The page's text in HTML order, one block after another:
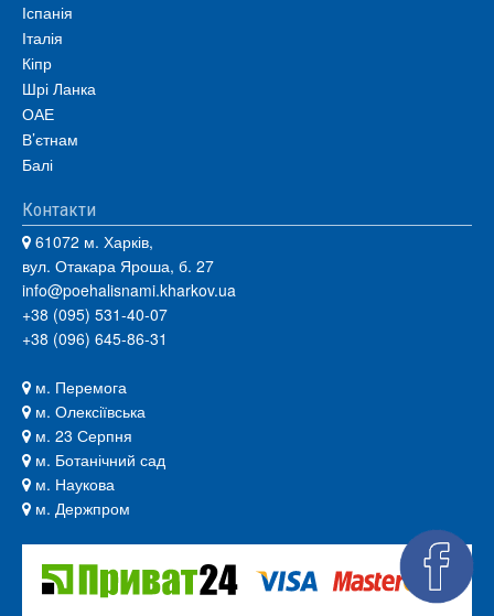
Іспанія
Італія
Кіпр
Шрі Ланка
ОАЕ
В’єтнам
Балі
Контакти
61072 м. Харків,
вул. Отакара Яроша, б. 27
info@poehalisnami.kharkov.ua
+38 (095) 531-40-07
+38 (096) 645-86-31
м. Перемога
м. Олексіївська
м. 23 Серпня
м. Ботанічний сад
м. Наукова
м. Держпром